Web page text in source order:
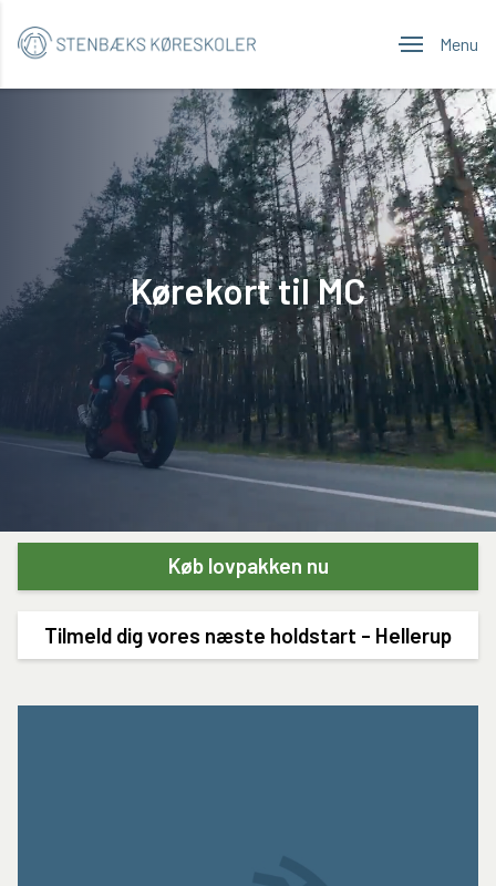
Menu
Kørekort til MC
Køb lovpakken nu
Tilmeld dig vores næste holdstart - Hellerup